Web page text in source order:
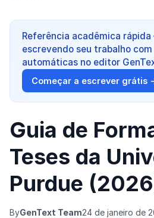
Referência acadêmica
escrevendo seu trabalho
automáticas no editor
Começar a escrever grátis
Guia de
Teses da
Purdue
ByGenText Team24 de janeiro de